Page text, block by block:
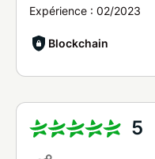
Expérience : 02/2023
Blockchain
5